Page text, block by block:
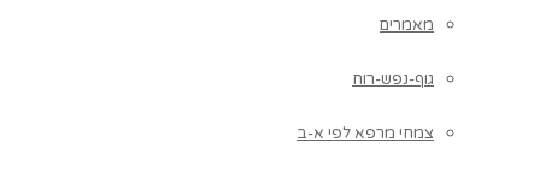
מאמרים
גוף-נפש-רוח
צמחי מרפא לפי א-ב